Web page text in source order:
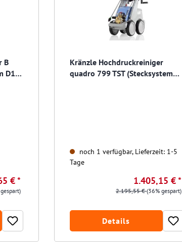
B
D12)
€ *
Kränzle Hochdruckreiniger
quadro 799 TST (Stecksystem
noch 1 verfügbar, Lieferzeit: 1-5
Tage
1.405,15 € *
2.195,55 €(36% gespart)
Details